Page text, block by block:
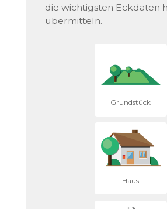
die wichtigsten Eckdaten
übermitteln.
Grundstück
Haus